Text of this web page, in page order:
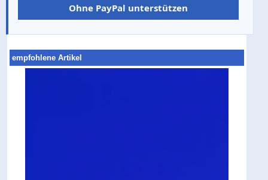
Ohne PayPal unterstützen
empfohlene Artikel